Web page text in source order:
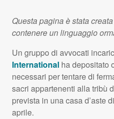
Questa pagina è stata
contenere un linguaggio
Un gruppo di avvocati
International ha depositato
necessari per tentare di
sacri appartenenti alla tribù
prevista in una casa d’aste
aprile.